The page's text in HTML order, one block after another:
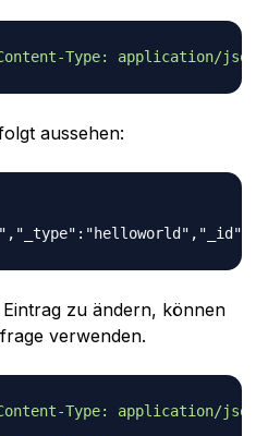
Type: application/json"
aussehen:
zu ändern, können
verwenden.
Type: application/json"